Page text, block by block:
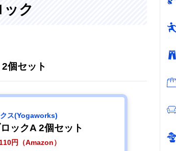
ク
個セット
ス(Yogaworks)
ックA 2個セット
円（Amazon）